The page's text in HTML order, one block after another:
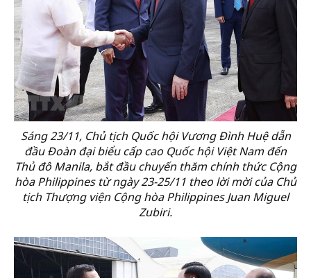
Sáng 23/11, Chủ tịch Quốc hội Vương Đình Huệ dẫn
đầu Đoàn đại biểu cấp cao Quốc hội Việt Nam đến
Thủ đô Manila, bắt đầu chuyến thăm chính thức Cộng
hòa Philippines từ ngày 23-25/11 theo lời mời của Chủ
tịch Thượng viện Cộng hòa Philippines Juan Miguel
Zubiri.